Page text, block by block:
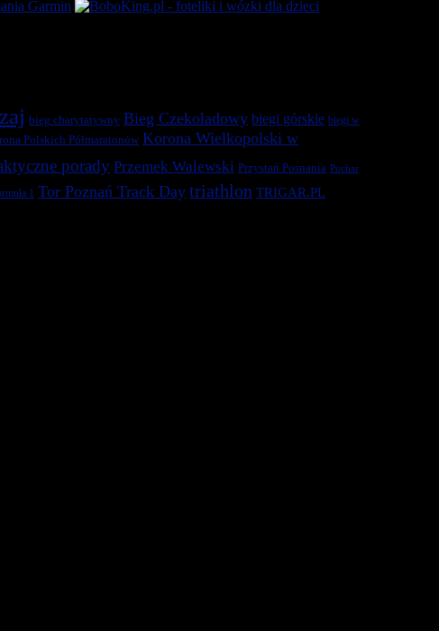
bieg charytatywny Bieg Czekoladowy biegi górskie biegi w
Polskich Półmaratonów Korona Wielkopolski w
porady Przemek Walewski Przystań Posnania Puchar
1 Tor Poznań Track Day triathlon TRIGAR.PL